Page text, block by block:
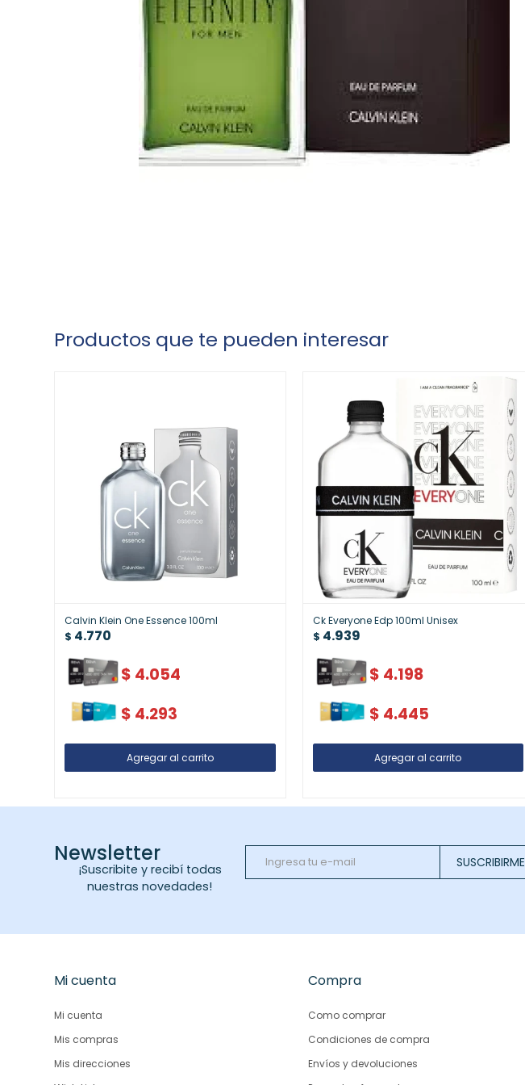
Productos que te pueden interesar
Calvin Klein One Essence 100ml
$ 4.770
$ 4.054
$ 4.293
Ck Everyone Edp 100ml Unisex
$ 4.939
$ 4.198
$ 4.445
Newsletter
¡Suscribite y recibí todas
nuestras novedades!
SUSCRIBIRME
Mi cuenta
Mi cuenta
Mis compras
Mis direcciones
Compra
Como comprar
Condiciones de compra
Envíos y devoluciones